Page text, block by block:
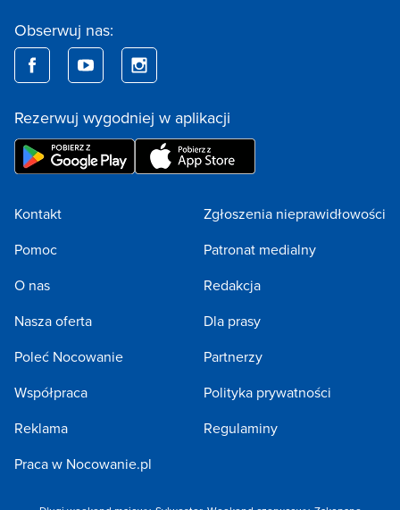
Obserwuj nas:
Rezerwuj wygodniej w aplikacji
Kontakt
Pomoc
O nas
Nasza oferta
Poleć Nocowanie
Współpraca
Reklama
Praca w Nocowanie.pl
Zgłoszenia nieprawidłowości
Patronat medialny
Redakcja
Dla prasy
Partnerzy
Polityka prywatności
Regulaminy